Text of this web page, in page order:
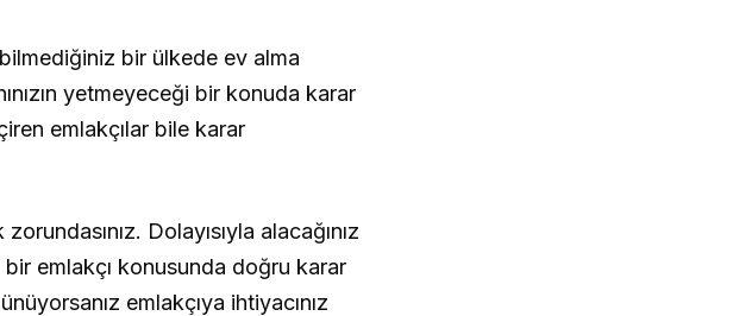
bir ülkede ev alma
yetmeyeceği bir konuda karar
emlakçılar bile karar
Dolayısıyla alacağınız
emlakçı konusunda doğru karar
emlakçıya ihtiyacınız